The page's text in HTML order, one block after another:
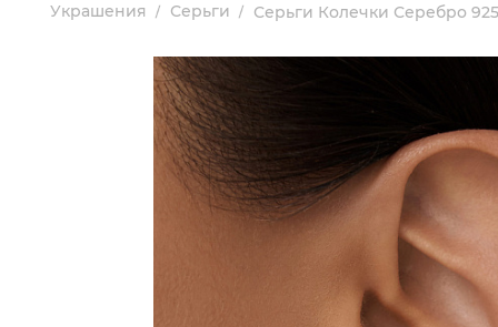
Украшения Серьги Серьги Колечки Серебро